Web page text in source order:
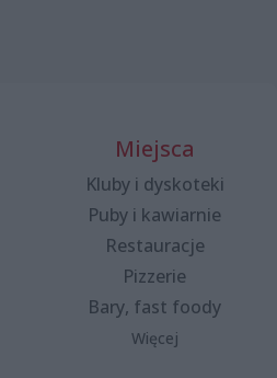
Miejsca
Kluby i dyskoteki
Puby i kawiarnie
Restauracje
Pizzerie
Bary, fast foody
Więcej